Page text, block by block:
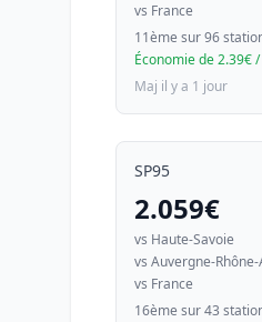
vs France
11ème sur 96
Économie de 2.39€
Maj il y a 1 jour
SP95
2.059€
vs Haute-Savoie
vs Auvergne-Rhône-
vs France
16ème sur 43